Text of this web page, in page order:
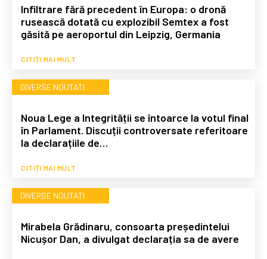
Infiltrare fără precedent în Europa: o dronă
rusească dotată cu explozibil Semtex a fost
găsită pe aeroportul din Leipzig, Germania
CITIȚI MAI MULT
DIVERSE NOUTATI
Noua Lege a Integrității se întoarce la votul final
în Parlament. Discuții controversate referitoare
la declarațiile de…
CITIȚI MAI MULT
DIVERSE NOUTATI
Mirabela Grădinaru, consoarta președintelui
Nicușor Dan, a divulgat declarația sa de avere